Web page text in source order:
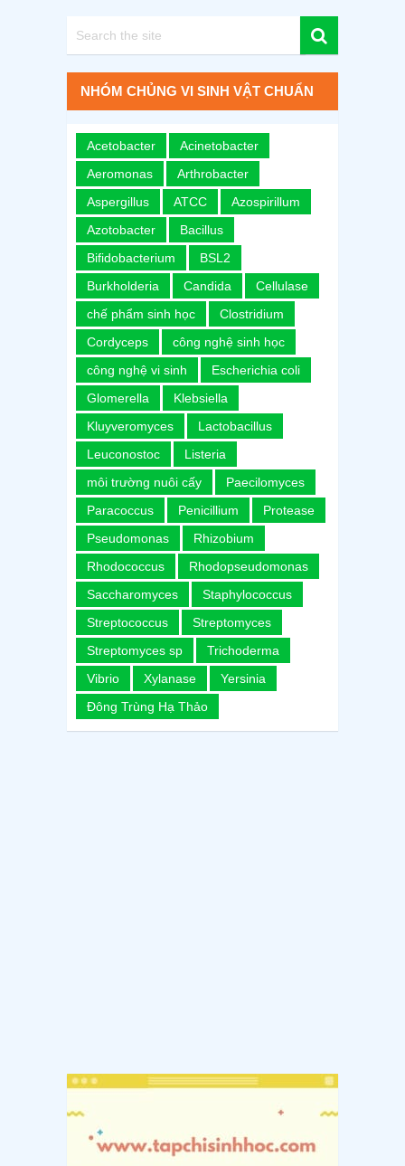
NHÓM CHỦNG VI SINH VẬT CHUẨN
Acetobacter
Acinetobacter
Aeromonas
Arthrobacter
Aspergillus
ATCC
Azospirillum
Azotobacter
Bacillus
Bifidobacterium
BSL2
Burkholderia
Candida
Cellulase
chế phẩm sinh học
Clostridium
Cordyceps
công nghệ sinh học
công nghệ vi sinh
Escherichia coli
Glomerella
Klebsiella
Kluyveromyces
Lactobacillus
Leuconostoc
Listeria
môi trường nuôi cấy
Paecilomyces
Paracoccus
Penicillium
Protease
Pseudomonas
Rhizobium
Rhodococcus
Rhodopseudomonas
Saccharomyces
Staphylococcus
Streptococcus
Streptomyces
Streptomyces sp
Trichoderma
Vibrio
Xylanase
Yersinia
Đông Trùng Hạ Thảo